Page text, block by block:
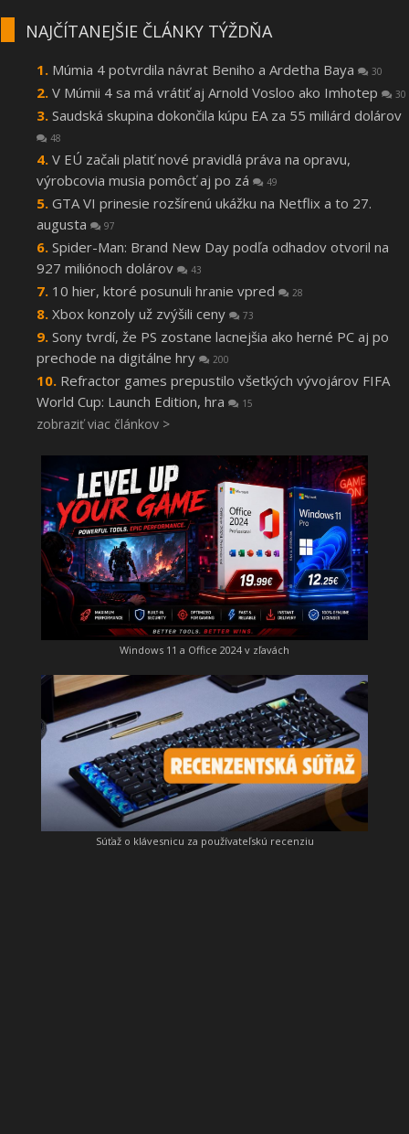
NAJČÍTANEJŠIE ČLÁNKY TÝŽDŇA
Múmia 4 potvrdila návrat Beniho a Ardetha Baya 30
V Múmii 4 sa má vrátiť aj Arnold Vosloo ako Imhotep 30
Saudská skupina dokončila kúpu EA za 55 miliárd dolárov
48
V EÚ začali platiť nové pravidlá práva na opravu,
výrobcovia musia pomôcť aj po zá
49
GTA VI prinesie rozšírenú ukážku na Netflix a to 27.
augusta
97
Spider-Man: Brand New Day podľa odhadov otvoril na
927 miliónoch dolárov
43
10 hier, ktoré posunuli hranie vpred 28
Xbox konzoly už zvýšili ceny 73
Sony tvrdí, že PS zostane lacnejšia ako herné PC aj po
prechode na digitálne hry
200
Refractor games prepustilo všetkých vývojárov FIFA
World Cup: Launch Edition, hra
15
zobraziť viac článkov >
Windows 11 a Office 2024 v zľavách
Súťaž o klávesnicu za používateľskú recenziu